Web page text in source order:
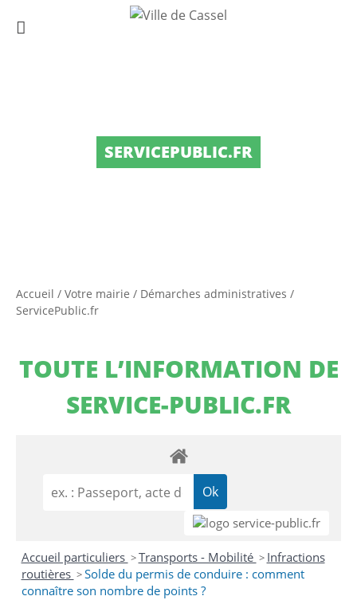
SERVICEPUBLIC.FR
Accueil / Votre mairie / Démarches administratives /
ServicePublic.fr
TOUTE L’INFORMATION DE
SERVICE-PUBLIC.FR
Accueil particuliers >Transports - Mobilité > Infractions
routières >Solde du permis de conduire : comment
connaître son nombre de points ?